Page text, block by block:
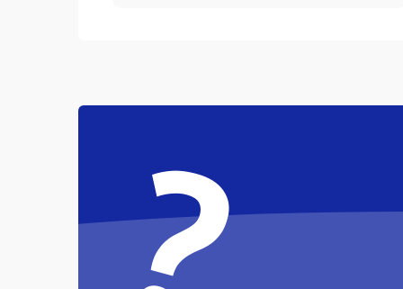
Программное обеспечение
Корпус и механика